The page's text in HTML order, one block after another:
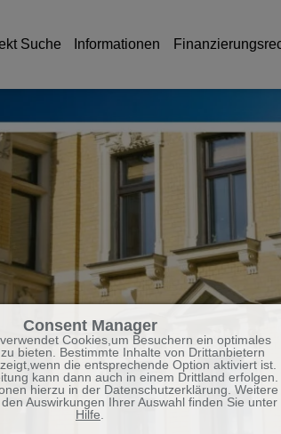
Suche Informationen
Consent Manager
Cookies,um Besuchern ein optimales
bieten. Bestimmte Inhalte von Drittanbietern
die entsprechende Option aktiviert ist.
kann dann auch in einem Drittland erfolgen.
hierzu in der Datenschutzerklärung. Weitere
Auswirkungen Ihrer Auswahl finden Sie unter
Hilfe